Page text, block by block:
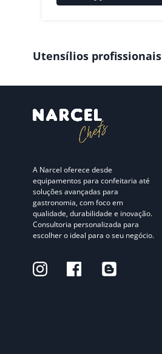
Utensílios profissionais
A Narcel oferece desde
equipamentos para confeitaria até
soluções avançadas para
gastronomia, com foco em
qualidade, durabilidade e inovação.
Consultoria personalizada para
escolher o ideal para o seu negócio.